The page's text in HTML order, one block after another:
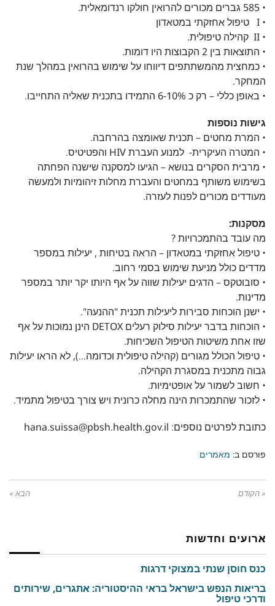
• 585 גברים מכורים להרואין חולקו רנדומאלית.
• I טיפול אחזקתי במטאדון
• II קהילה טיפולית.
• התוצאות בין 2 הקבוצות היו דומות.
• כמחצית מהמשתתפים דיווחו על שימוש בהרואין במהלך שנת
המחקר.
• באופן כללי – רק כ 6-10% התמידו בתכנית שאליה התחייבו.
גישות נוספות
• המרת מחטים – תכנית שאומצה בהרחבה.
• המטרה העיקרית- למנוע העברת HIV והפטיטיס.
• מרבית הסקרים בנושא – הגיעו למסקנה שישנה הפחתה
בשימוש משותף במחטים והעברת מחלות זיהומיות ולמעשה
מעודדים מכורים לפנות לעזרה.
מסקנות:
מה עובד בהתמכרויות ?
• טיפול אחזקתי במטאדון – הראה בטיחות , יעילות במספר
מדדים כולל מניעת שימוש בסמי רחוב.
• סובוטקס – הדגים יעילות שווה על אף היותו יקר יותר במספר
מדינות.
• ישנן הוכחות סבירות ליעילות תכנית "ההנעה".
• הוכחות בדבר יעילות סילוק רעלים DETOX הינן נמוכות על אף
שזו אחת משיטות הטיפול השכיחות.
• טיפול הכולל מגורים (קהילה טיפולית וכדומה…), לא הראו יעילות
גבוה מתכנית במסגרת הקהילה.
• חשוב לשמור על אופטימיות.
• לזכור שהתמכרות הינה מחלה כרונית ויש צורך בטיפול מתמיד.
כתובת לפרטים נוספים: hana.suissa@pbsh.health.gov.il
פורסם ב: מאמרים
« הקודם הבא »
ארועים וחדשות
כנס חוסן שנתי במצוקי דרגות
בריאות הנפש בישראל בראי ההיסטוריה: אתגרים, שירותים
ודרכי טיפול